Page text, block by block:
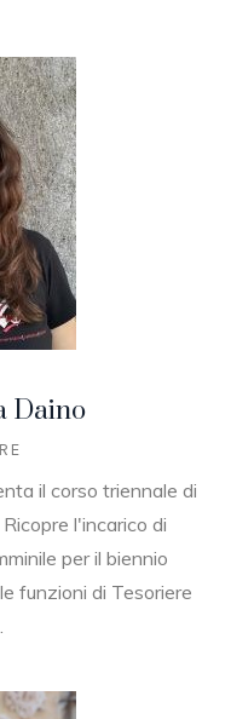
Daino
il corso triennale di
l'incarico di
per il biennio
funzioni di Tesoriere